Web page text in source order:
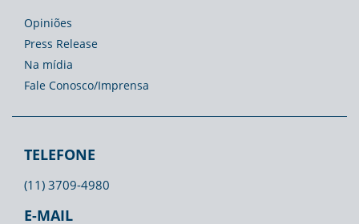
Opiniões
Press Release
Na mídia
Fale Conosco/Imprensa
TELEFONE
(11) 3709-4980
E-MAIL